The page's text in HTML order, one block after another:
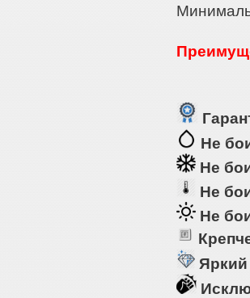
Не
Не
Не
Не